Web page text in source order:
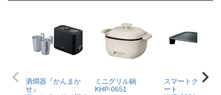
酒燗器『かんまか
せ』
ミニグリル鍋
KHP-0651
スマートクックプ
ート